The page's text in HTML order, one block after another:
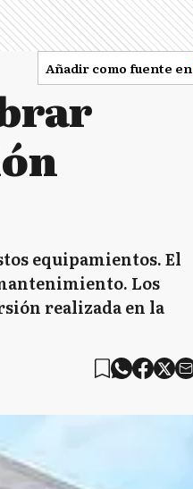
Añadir como fuente en
equipamientos. El
Los
realizada en la